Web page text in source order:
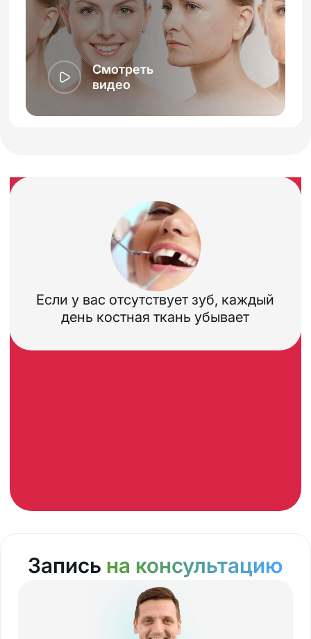
Смотреть
видео
Если у вас отсутствует зуб, каждый
день костная ткань убывает
Скорее всего вам придётся
делать операцию по
наращиванию костной ткани
Запись на консультацию